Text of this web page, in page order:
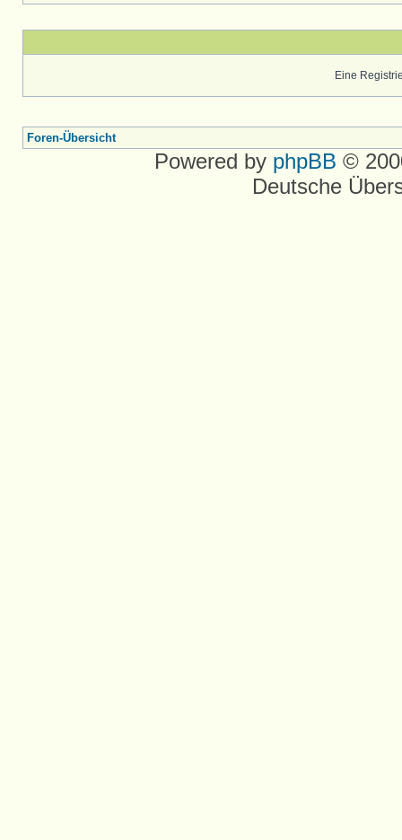
Eine
Foren-Übersicht
Powered by phpBB ©
Deutsche